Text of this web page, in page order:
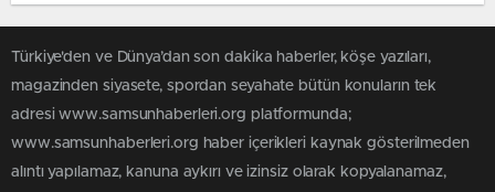
Türkiye'den ve Dünya’dan son dakika haberler, köşe yazıları,
magazinden siyasete, spordan seyahate bütün konuların tek
adresi www.samsunhaberleri.org platformunda;
www.samsunhaberleri.org haber içerikleri kaynak gösterilmeden
alıntı yapılamaz, kanuna aykırı ve izinsiz olarak kopyalanamaz,